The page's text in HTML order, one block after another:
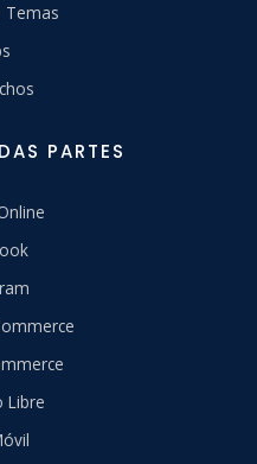
Temas
PARTES
Libre